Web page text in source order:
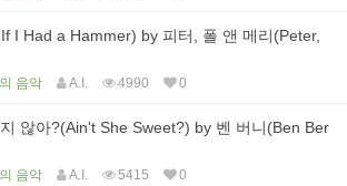
I Had a Hammer) by 피터, 폴 앤 메리(Peter,
음악 A.I. 4990 0
않아?(Ain't She Sweet?) by 벤 버니(Ben Ber
음악 A.I. 5415 0